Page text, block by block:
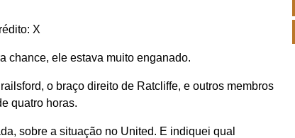
X
chance, ele estava muito enganado.
o braço direito de Ratcliffe, e outros membros
quatro horas.
sobre a situação no United. E indiquei qual